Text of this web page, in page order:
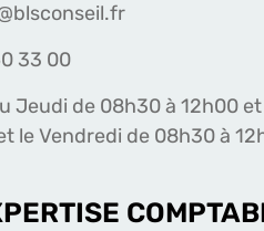
33 00
Jeudi de 08h30 à 12h00
le Vendredi de 08h30 à